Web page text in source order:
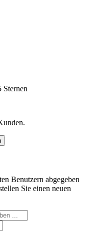
Benutzern abgegeben
Sie einen neuen